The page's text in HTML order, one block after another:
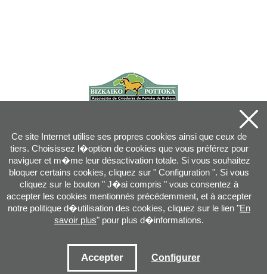
info@pottoka.info
Conditions d'Utilisation-Politique de Privacité-Politique des Cookies
Ce site Internet utilise ses propres cookies ainsi que ceux de
tiers. Choisissez l�option de cookies que vous préférez pour
naviguer et m�me leur désactivation totale. Si vous souhaitez
bloquer certains cookies, cliquez sur " Configuration ". Si vous
cliquez sur le bouton " J�ai compris " vous consentez à
accepter les cookies mentionnés précédemment, et à accepter
notre politique d�utilisation des cookies, cliquez sur le lien "En
savoir plus" pour plus d�informations.
Accepter Configurer